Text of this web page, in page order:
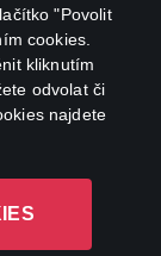
"Povolit
cookies.
kliknutím
odvolat či
najdete